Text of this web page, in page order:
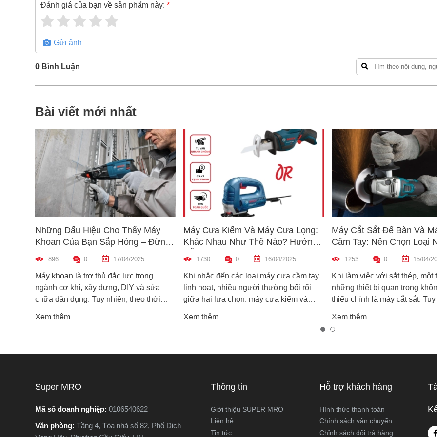
Đánh giá của bạn về sản phẩm này: *
Gửi ảnh
0 Bình Luận
Bài viết mới nhất
Những Dấu Hiệu Cho Thấy Máy
Khoan Của Bạn Sắp Hỏng – Đừng
896 0 17/04/2025
Máy khoan là trợ thủ đắc lực trong
ngành cơ khí, xây dựng, DIY và sửa
chữa dân dụng. Tuy nhiên, theo thời
xuống cấp và hư hỏng nếu không được
các dấu hiệu máy khoan sắp hỏng? Hãy
cùng Super MRO tìm hiểu 7 dấu hiệu
sửa chữa kịp thời và kéo dài tuổi thọ
Xem thêm
Máy Cưa Kiếm Và Máy Cưa Lọng:
Khác Nhau Như Thế Nào? Hướng
Dẫn Chọn Máy Phù Hợp
1730 0 16/04/2025
Khi nhắc đến các loại máy cưa cầm tay
linh hoạt, nhiều người thường bối rối
giữa hai lựa chọn: máy cưa kiếm và
trong các công việc cắt gỗ, sắt, nhựa và
khác nhau như thế nào? Loại nào sẽ
phù hợp với công việc của bạn hơn?
Xem thêm
Máy Cắt Sắt Để Bàn Và
Cầm Tay: Nên Chọn Loại
Hợp Nhất?
1253 0 15/04/
Khi làm việc với sắt thép, một
những thiết bị quan trọng
thiếu chính là máy cắt sắt.
biến là máy cắt sắt để bàn và
sắt cầm tay, khiến nhiều
và tư vấn chọn lựa loại máy
nhất với nhu cầu sử dụng
Xem thêm
Super MRO
Mã số doanh nghiệp: 0106540622
Văn phòng: Tầng 4, Tòa nhà số 82, Phố Dịch
Thông tin
Giới thiệu SUPER MRO
Liên hệ
Tin tức
Hỗ trợ khách hàng
Hình thức thanh toán
Chính sách vận chuyển
Chỉnh sách đổi trả hàng